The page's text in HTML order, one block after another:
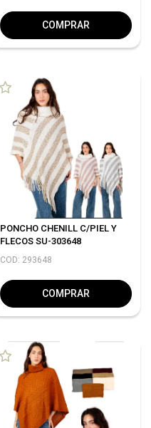
COMPRAR
PONCHO CHENILL C/PIEL Y
FLECOS SU-303648
COD: 293648
COMPRAR